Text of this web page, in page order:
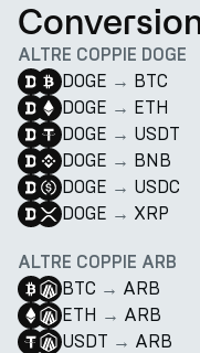
ALTRE COPPIE DOGE
DOGE → BTC
DOGE → ETH
DOGE → USDT
DOGE → BNB
DOGE → USDC
DOGE → XRP
ALTRE COPPIE ARB
BTC → ARB
ETH → ARB
USDT → ARB